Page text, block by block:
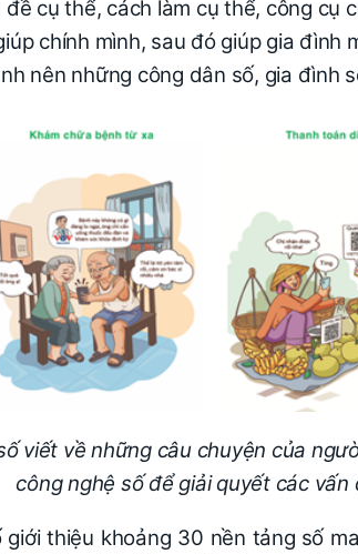
đề cụ thể, cách làm cụ thể, công cụ
chính mình, sau đó giúp gia đình
nên những công dân số, gia đình
viết về những câu chuyện của
công nghệ số để giải quyết các
giới thiệu khoảng 30 nền tảng số